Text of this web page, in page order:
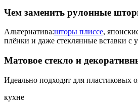
Чем заменить рулонные
Альтернатива:шторы плиссе,
плёнки и даже стеклянные вставки с
Матовое стекло и
Идеально подходят для пластиковых
кухне